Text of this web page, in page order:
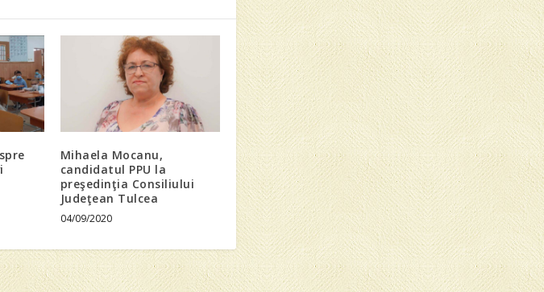
Mihaela Mocanu,
candidatul PPU la
preşedinţia Consiliului
Judeţean Tulcea
04/09/2020